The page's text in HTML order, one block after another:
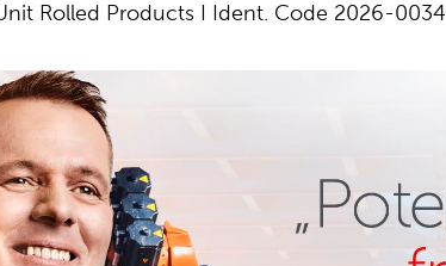
Rolled Products Ident. Code 2026-0034